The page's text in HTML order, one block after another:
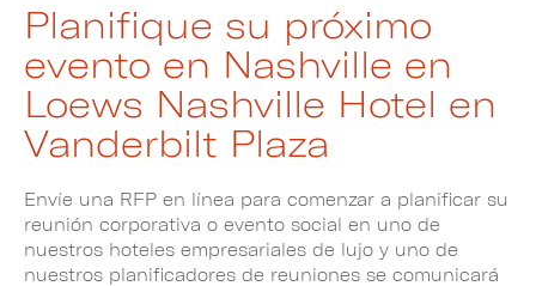
Planifique su próximo
evento en Nashville en
Loews Nashville Hotel en
Vanderbilt Plaza
Envíe una RFP en línea para comenzar a planificar su
reunión corporativa o evento social en uno de
nuestros hoteles empresariales de lujo y uno de
nuestros planificadores de reuniones se comunicará